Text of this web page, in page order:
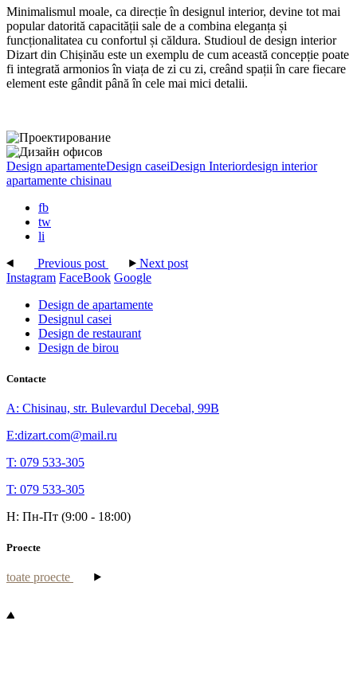
Minimalismul moale, ca direcție în designul interior, devine tot mai
popular datorită capacității sale de a combina eleganța și
funcționalitatea cu confortul și căldura. Studioul de design interior
Dizart din Chișinău este un exemplu de cum această concepție poate
fi integrată armonios în viața de zi cu zi, creând spații în care fiecare
element este gândit până în cele mai mici detalii.
Design apartamenteDesign caseiDesign Interiordesign interior
apartamente chisinau
fb
tw
li
Previous post
Next post
Instagram FaceBook Google
Design de apartamente
Designul casei
Design de restaurant
Design de birou
Contacte
A: Chisinau, str. Bulevardul Decebal, 99B
E:dizart.com@mail.ru
T: 079 533-305
T: 079 533-305
H: Пн-Пт (9:00 - 18:00)
Proecte
toate proecte